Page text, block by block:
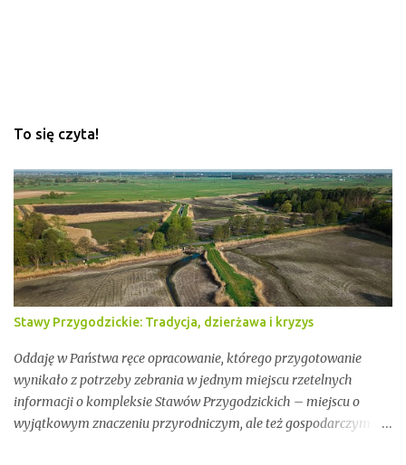
To się czyta!
Stawy Przygodzickie: Tradycja, dzierżawa i kryzys
Oddaję w Państwa ręce opracowanie, którego przygotowanie
wynikało z potrzeby zebrania w jednym miejscu rzetelnych
informacji o kompleksie Stawów Przygodzickich – miejscu o
wyjątkowym znaczeniu przyrodniczym, ale też gospodarczym i